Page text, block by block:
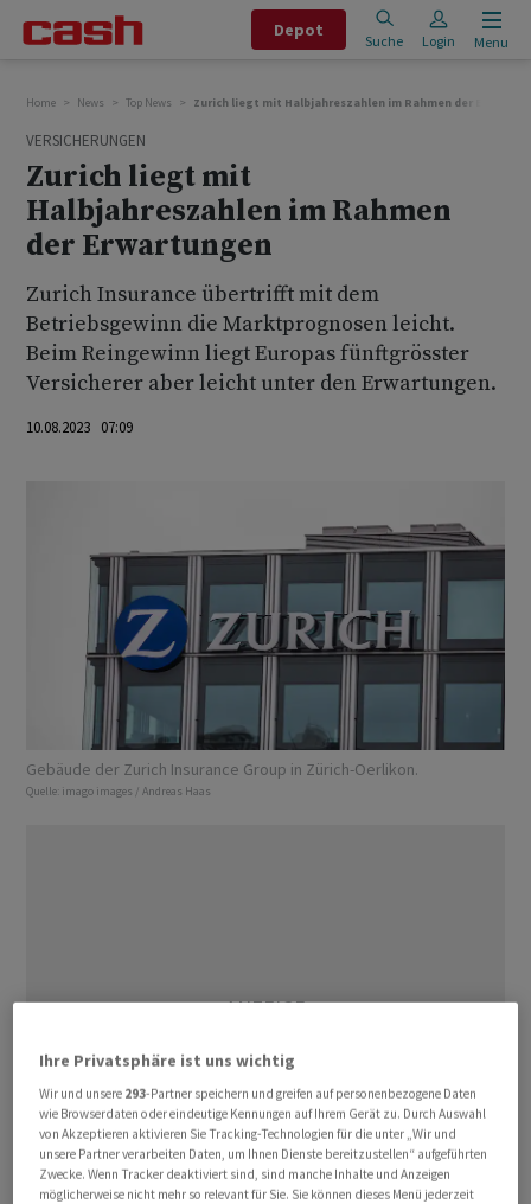
Depot
Suche Login Menu
Home News Top News Zurich liegt mit Halbjahreszahlen im Rahmen der
VERSICHERUNGEN
Zurich liegt mit
Halbjahreszahlen im Rahmen
der Erwartungen
Zurich Insurance übertrifft mit dem
Betriebsgewinn die Marktprognosen leicht.
Beim Reingewinn liegt Europas fünftgrösster
Versicherer aber leicht unter den Erwartungen.
10.08.2023 07:09
Gebäude der Zurich Insurance Group in Zürich-Oerlikon.
Quelle: imago images / Andreas Haas
Ihre Privatsphäre ist uns wichtig
Wir und unsere 293-Partner speichern und greifen auf personenbezogene Daten
wie Browserdaten oder eindeutige Kennungen auf Ihrem Gerät zu. Durch Auswahl
von Akzeptieren aktivieren Sie Tracking-Technologien für die unter „Wir und
unsere Partner verarbeiten Daten, um Ihnen Dienste bereitzustellen“ aufgeführten
Zwecke. Wenn Tracker deaktiviert sind, sind manche Inhalte und Anzeigen
möglicherweise nicht mehr so relevant für Sie. Sie können dieses Menü jederzeit